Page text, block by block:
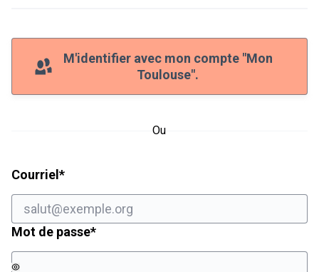
M'identifier avec mon compte "Mon
Toulouse".
Ou
Courriel *Champ obligatoire
Mot de passe*Champ obligatoire